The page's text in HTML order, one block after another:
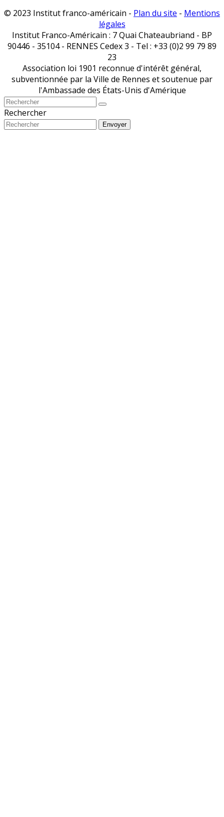
© 2023 Institut franco-américain - Plan du site - Mentions
légales
Institut Franco-Américain : 7 Quai Chateaubriand - BP
90446 - 35104 - RENNES Cedex 3 - Tel : +33 (0)2 99 79 89
23
Association loi 1901 reconnue d'intérêt général,
subventionnée par la Ville de Rennes et soutenue par
l'Ambassade des États-Unis d'Amérique
Rechercher
Envoyer